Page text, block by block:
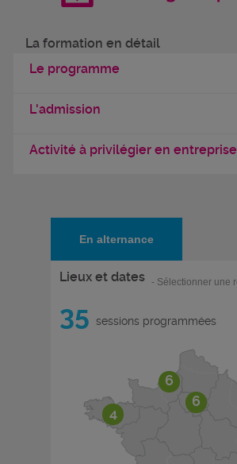
La formation en détail
Le programme
L'admission
Activité à privilégier en entreprise
En alternance
Lieux et dates - Sélectionner une
35 sessions programmées
4
6
6